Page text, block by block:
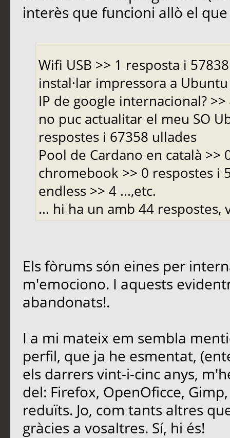
interès que funcioni allò el que
Wifi USB >> 1 resposta i
instal·lar impressora a
IP de google internacional?
no puc actualitar el meu SO
respostes i 67358 ullades
Pool de Cardano en català >>
chromebook >> 0 respostes i
endless >> 4 ...,etc.
... hi ha un amb 44 respostes,
Els fòrums són eines per
m'emociono. I aquests
abandonats!.
I a mi mateix em sembla
perfil, que ja he esmentat,
els darrers vint-i-cinc anys,
del: Firefox, OpenOficce,
reduïts. Jo, com tants altres
gràcies a vosaltres. Sí, hi és!